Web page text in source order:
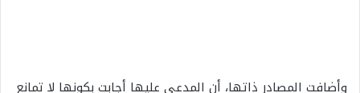
وأضافت المصادر ذاتها، أن المدعى عليها أجابت بكونها لا تمانع